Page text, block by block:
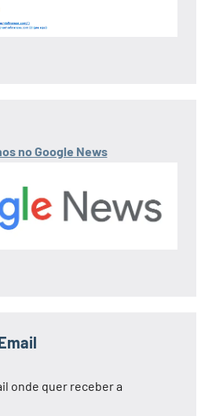
no Google News
onde quer receber a